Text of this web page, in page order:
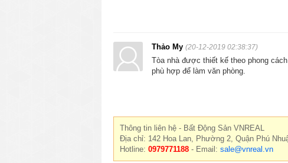
Thảo My (20-12-2019 02:38:37)
Tòa nhà được thiết kế theo phong
phù hợp để làm văn phòng.
Thông tin liên hệ - Bất Động Sản VNREAL
Địa chỉ: 142 Hoa Lan, Phường 2, Quận Phú
Hotline: 0979771188 - Email: sale@vnreal.vn